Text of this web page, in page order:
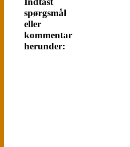
spørgsmål
eller
kommentar
herunder: